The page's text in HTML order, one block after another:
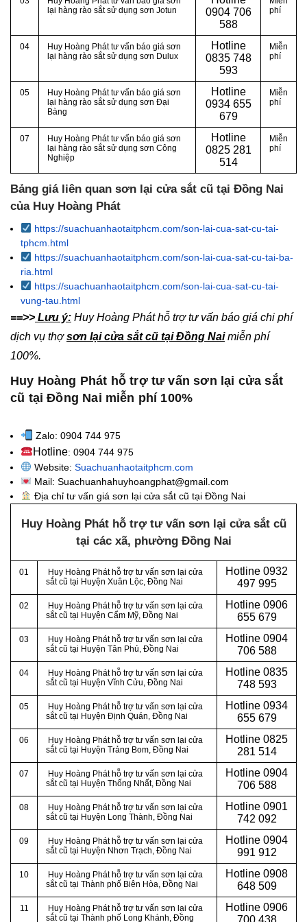
lại hàng rào sắt sử dụng sơn Jotun
0904 706
588
phí
04
Huy Hoàng Phát tư vấn báo giá sơn
lại hàng rào sắt sử dụng sơn Dulux
Hotline
0835 748
593
Miễn
phí
05
Huy Hoàng Phát tư vấn báo giá sơn
lại hàng rào sắt sử dụng sơn Đại
Bàng
Hotline
0934 655
679
Miễn
phí
07
Huy Hoàng Phát tư vấn báo giá sơn
lại hàng rào sắt sử dụng sơn Công
Nghiệp
Hotline
0825 281
514
Miễn
phí
Bảng giá liên quan sơn lại cửa sắt cũ tại Đồng Nai
của Huy Hoàng Phát
https://suachuanhaotaitphcm.com/son-lai-cua-sat-cu-tai-
tphcm.html
https://suachuanhaotaitphcm.com/son-lai-cua-sat-cu-tai-ba-
ria.html
https://suachuanhaotaitphcm.com/son-lai-cua-sat-cu-tai-
vung-tau.html
==>> Lưu ý: Huy Hoàng Phát hỗ trợ tư vấn báo giá chi phí
dịch vụ thợsơn lại cửa sắt cũ tại Đồng Naimiễn phí
100%.
Huy Hoàng Phát hỗ trợ tư vấn sơn lại cửa sắt
cũ tại Đồng Nai miễn phí 100%
Zalo: 0904 744 975
Hotline: 0904 744 975
Website: Suachuanhaotaitphcm.com
Mail: Suachuanhahuyhoangphat@gmail.com
Địa chỉ tư vấn giá sơn lại cửa sắt cũ tại Đồng Nai
Huy Hoàng Phát hỗ trợ tư vấn sơn lại cửa sắt cũ
tại các xã, phường Đồng Nai
01
Huy Hoàng Phát hỗ trợ tư vấn sơn lại cửa
sắt cũ tại Huyện Xuân Lộc, Đồng Nai
Hotline 0932
497 995
02
Huy Hoàng Phát hỗ trợ tư vấn sơn lại cửa
sắt cũ tại Huyện Cẩm Mỹ, Đồng Nai
Hotline 0906
655 679
03
Huy Hoàng Phát hỗ trợ tư vấn sơn lại cửa
sắt cũ tại Huyện Tân Phú, Đồng Nai
Hotline 0904
706 588
04
Huy Hoàng Phát hỗ trợ tư vấn sơn lại cửa
sắt cũ tại Huyện Vĩnh Cửu, Đồng Nai
Hotline 0835
748 593
05
Huy Hoàng Phát hỗ trợ tư vấn sơn lại cửa
sắt cũ tại Huyện Định Quán, Đồng Nai
Hotline 0934
655 679
06
Huy Hoàng Phát hỗ trợ tư vấn sơn lại cửa
sắt cũ tại Huyện Trảng Bom, Đồng Nai
Hotline 0825
281 514
07
Huy Hoàng Phát hỗ trợ tư vấn sơn lại cửa
sắt cũ tại Huyện Thống Nhất, Đồng Nai
Hotline 0904
706 588
08
Huy Hoàng Phát hỗ trợ tư vấn sơn lại cửa
sắt cũ tại Huyện Long Thành, Đồng Nai
Hotline 0901
742 092
09
Huy Hoàng Phát hỗ trợ tư vấn sơn lại cửa
sắt cũ tại Huyện Nhơn Trạch, Đồng Nai
Hotline 0904
991 912
10
Huy Hoàng Phát hỗ trợ tư vấn sơn lại cửa
sắt cũ tại Thành phố Biên Hòa, Đồng Nai
Hotline 0908
648 509
11
Huy Hoàng Phát hỗ trợ tư vấn sơn lại cửa
sắt cũ tại Thành phố Long Khánh, Đồng
Hotline 0906
700 438